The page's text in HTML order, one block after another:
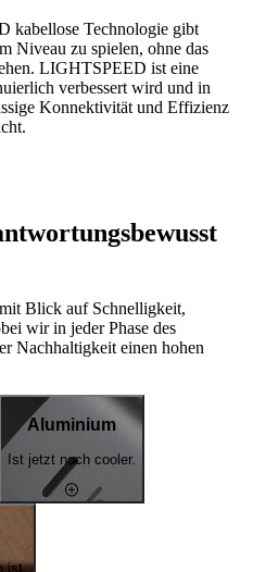
kabellose Technologie gibt
Niveau zu spielen, ohne das
LIGHTSPEED ist eine
verbessert wird und in
Konnektivität und Effizienz
Blick auf Schnelligkeit,
wir in jeder Phase des
Nachhaltigkeit einen hohen
Aluminium
Ist jetzt noch cooler.
ist.